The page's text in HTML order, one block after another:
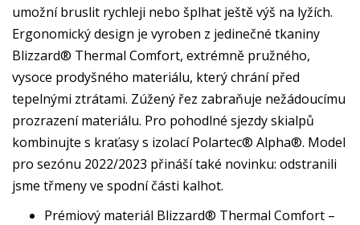
umožní bruslit rychleji nebo šplhat ještě výš na lyžích.
Ergonomický design je vyroben z jedinečné tkaniny
Blizzard® Thermal Comfort, extrémně pružného,
vysoce prodyšného materiálu, který chrání před
tepelnými ztrátami. Zúžený řez zabraňuje nežádoucímu
prozrazení materiálu. Pro pohodlné sjezdy skialpů
kombinujte s kraťasy s izolací Polartec® Alpha®. Model
pro sezónu 2022/2023 přináší také novinku: odstranili
jsme třmeny ve spodní části kalhot.
Prémiový materiál Blizzard® Thermal Comfort –